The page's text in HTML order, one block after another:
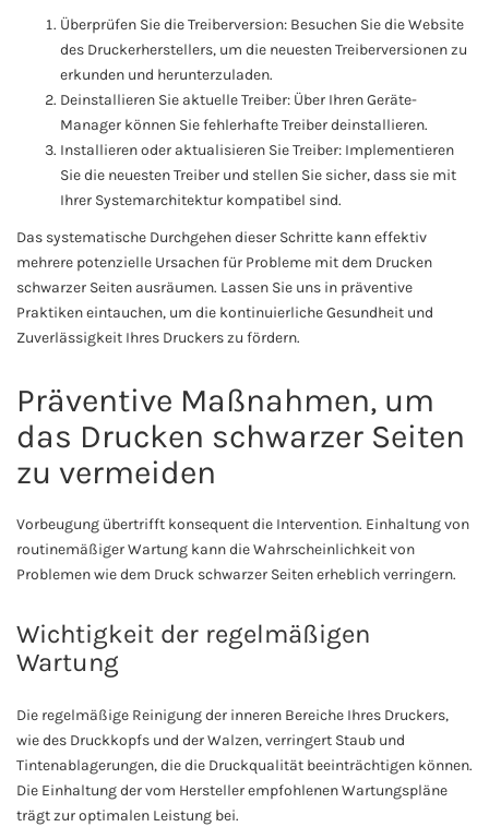
Überprüfen Sie die Treiberversion: Besuchen Sie die Website
des Druckerherstellers, um die neuesten Treiberversionen zu
erkunden und herunterzuladen.
Deinstallieren Sie aktuelle Treiber: Über Ihren Geräte-
Manager können Sie fehlerhafte Treiber deinstallieren.
Installieren oder aktualisieren Sie Treiber: Implementieren
Sie die neuesten Treiber und stellen Sie sicher, dass sie mit
Ihrer Systemarchitektur kompatibel sind.
Das systematische Durchgehen dieser Schritte kann effektiv
mehrere potenzielle Ursachen für Probleme mit dem Drucken
schwarzer Seiten ausräumen. Lassen Sie uns in präventive
Praktiken eintauchen, um die kontinuierliche Gesundheit und
Zuverlässigkeit Ihres Druckers zu fördern.
Präventive Maßnahmen, um
das Drucken schwarzer Seiten
zu vermeiden
Vorbeugung übertrifft konsequent die Intervention. Einhaltung von
routinemäßiger Wartung kann die Wahrscheinlichkeit von
Problemen wie dem Druck schwarzer Seiten erheblich verringern.
Wichtigkeit der regelmäßigen
Wartung
Die regelmäßige Reinigung der inneren Bereiche Ihres Druckers,
wie des Druckkopfs und der Walzen, verringert Staub und
Tintenablagerungen, die die Druckqualität beeinträchtigen können.
Die Einhaltung der vom Hersteller empfohlenen Wartungspläne
trägt zur optimalen Leistung bei.